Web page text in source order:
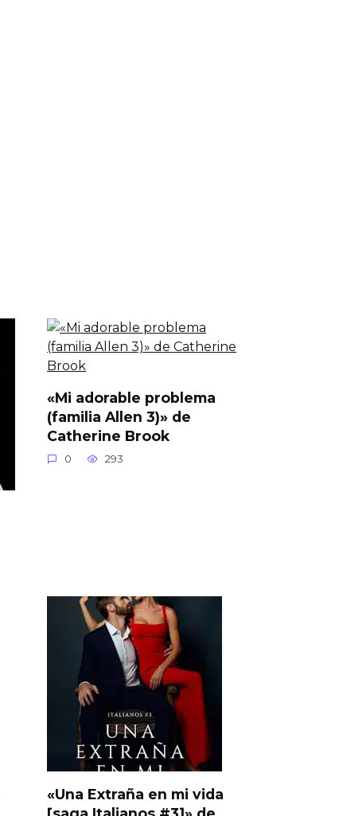
«Mi adorable problema
(familia Allen 3)» de
Catherine Brook
0 293
«Una Extraña en mi vida